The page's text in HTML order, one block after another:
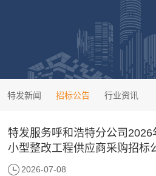
特发新闻 招标公告 行业资讯
特发服务呼和浩特分公司
小型整改工程供应商采购招标
2026-07-08